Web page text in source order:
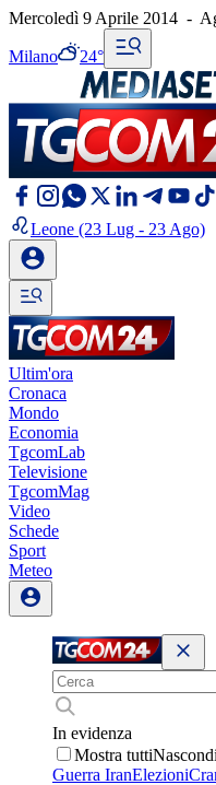
Mercoledì 9 Aprile 2014 -
Milano 24°
Leone (23 Lug - 23 Ago)
Ultim'ora
Cronaca
Mondo
Economia
TgcomLab
Televisione
TgcomMag
Video
Schede
Sport
Meteo
In evidenza
Mostra tuttiNascondi
Guerra IranElezioni